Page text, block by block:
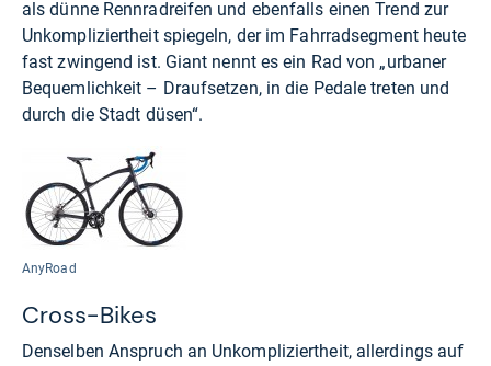
als dünne Rennradreifen und ebenfalls einen Trend zur
Unkompliziertheit spiegeln, der im Fahrradsegment heute
fast zwingend ist. Giant nennt es ein Rad von „urbaner
Bequemlichkeit – Draufsetzen, in die Pedale treten und
durch die Stadt düsen“.
AnyRoad
Cross-Bikes
Denselben Anspruch an Unkompliziertheit, allerdings auf